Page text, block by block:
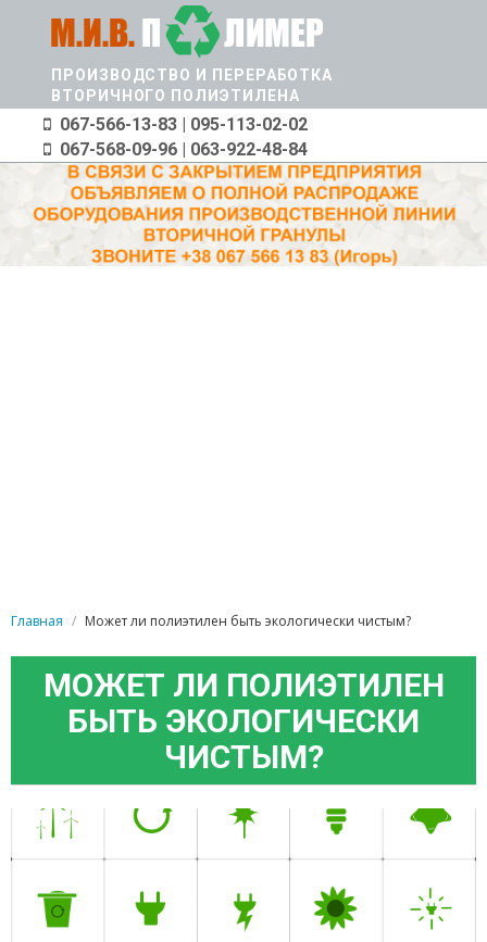
содержаниюПРОИЗВОДСТВО И ПЕРЕРАБОТКА
ВТОРИЧНОГО ПОЛИЭТИЛЕНА
067-566-13-83 | 095-113-02-02
067-568-09-96 | 063-922-48-84
Главная Может ли полиэтилен быть экологически чистым?
МОЖЕТ ЛИ ПОЛИЭТИЛЕН
БЫТЬ ЭКОЛОГИЧЕСКИ
ЧИСТЫМ?